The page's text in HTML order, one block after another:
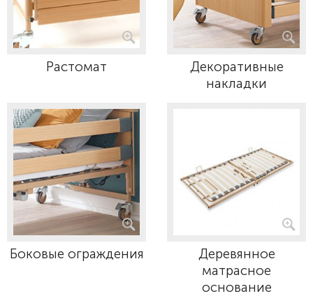
Растомат
Декоративные
накладки
Боковые ограждения
Деревянное
матрасное
основание